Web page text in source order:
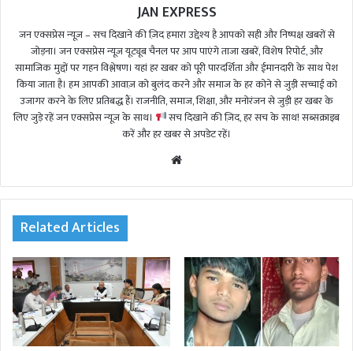
JAN EXPRESS
जन एक्सप्रेस न्यूज़ – सच दिखाने की ज़िद हमारा उद्देश्य है आपको सही और निष्पक्ष खबरों से
जोड़ना। जन एक्सप्रेस न्यूज़ यूट्यूब चैनल पर आप पाएंगे ताजा खबरें, विशेष रिपोर्ट, और
सामाजिक मुद्दों पर गहन विश्लेषण। यहां हर खबर को पूरी पारदर्शिता और ईमानदारी के साथ पेश
किया जाता है। हम आपकी आवाज़ को बुलंद करने और समाज के हर कोने से जुड़ी सच्चाई को
उजागर करने के लिए प्रतिबद्ध हैं। राजनीति, समाज, शिक्षा, और मनोरंजन से जुड़ी हर खबर के
लिए जुड़े रहें जन एक्सप्रेस न्यूज़ के साथ।
सच दिखाने की ज़िद, हर सच के साथ! सब्सक्राइब
करें और हर खबर से अपडेट रहें।
te
Related Articles